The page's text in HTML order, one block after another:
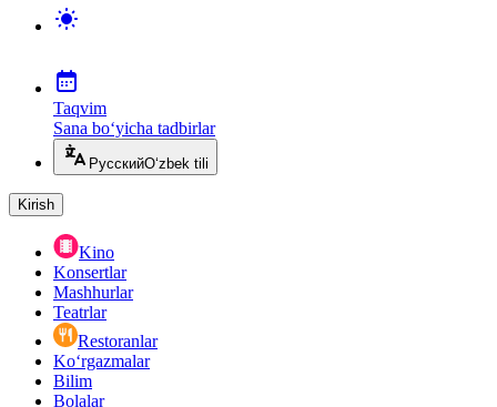
Taqvim
Sana bo‘yicha tadbirlar
РусскийO‘zbek tili
Kirish
Kino
Konsertlar
Mashhurlar
Teatrlar
Restoranlar
Ko‘rgazmalar
Bilim
Bolalar